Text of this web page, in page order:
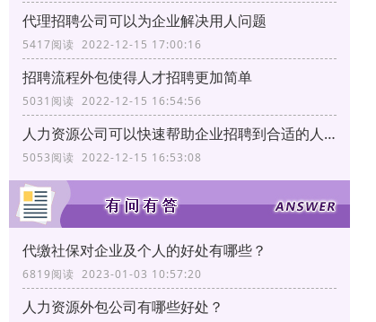
代理招聘公司可以为企业解决用人问题
5417阅读 2022-12-15 17:00:16
招聘流程外包使得人才招聘更加简单
5031阅读 2022-12-15 16:54:56
人力资源公司可以快速帮助企业招聘到合适的人才
5053阅读 2022-12-15 16:53:08
代缴社保对企业及个人的好处有哪些？
6819阅读 2023-01-03 10:57:20
人力资源外包公司有哪些好处？